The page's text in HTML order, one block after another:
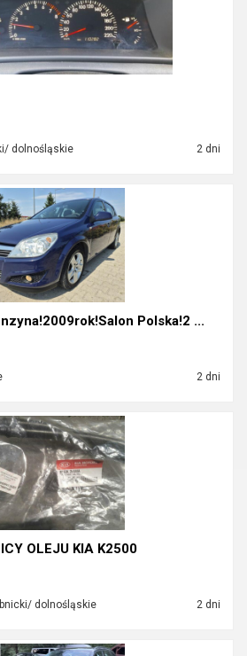
dolnośląskie 2 dni
Polska!2 ...
2 dni
OLEJU KIA K2500
dolnośląskie 2 dni